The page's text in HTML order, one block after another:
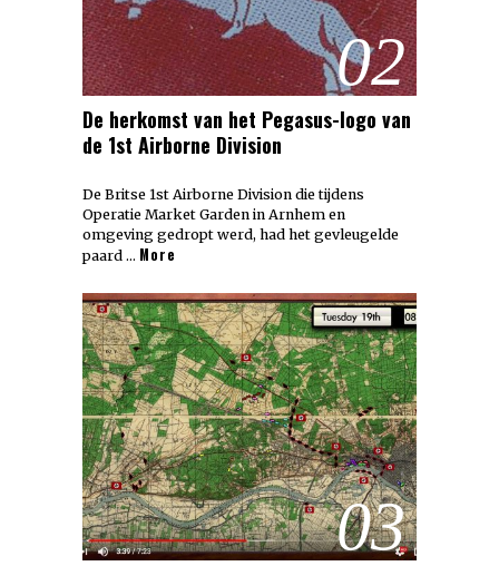
02
De herkomst van het Pegasus-logo van
de 1st Airborne Division
De Britse 1st Airborne Division die tijdens
Operatie Market Garden in Arnhem en
omgeving gedropt werd, had het gevleugelde
paard … More
03